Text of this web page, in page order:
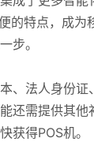
的特点，成
步。
法人身份证
需提供其他
获得POS机。